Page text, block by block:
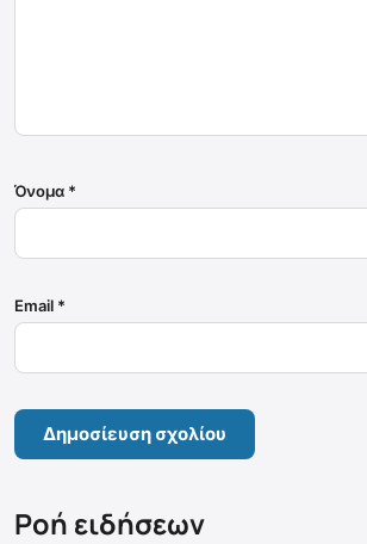
Όνομα *
Email *
Ροή ειδήσεων